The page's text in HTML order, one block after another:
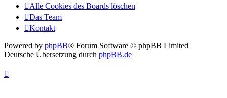
Alle Cookies des Boards löschen
Das Team
Kontakt
Powered by phpBB® Forum Software © phpBB Limited
Deutsche Übersetzung durch phpBB.de